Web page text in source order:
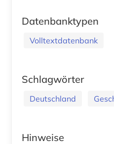
Datenbanktypen
Volltextdatenbank
Schlagwörter
Deutschland
Hinweise